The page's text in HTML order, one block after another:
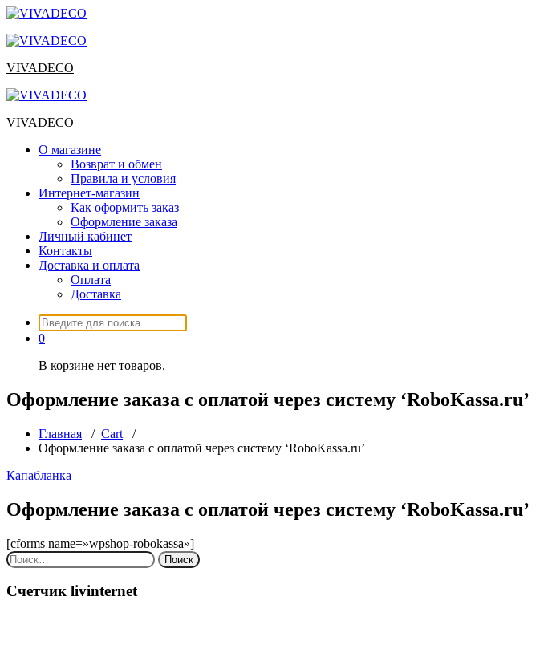
Перейти
содержимому
VIVADECO
VIVADECO
О магазине
Возврат и обмен
Правила и условия
Интернет-магазин
Как оформить заказ
Оформление заказа
Личный кабинет
Контакты
Доставка и оплата
Оплата
Доставка
Искать:
0
В корзине нет товаров.
Оформление заказа с оплатой через систему ‘RoboKassa.ru’
Главная / Cart /
Оформление заказа с оплатой через систему ‘RoboKassa.ru’
Капабланка
Оформление заказа с оплатой через систему ‘RoboKassa.ru’
[cforms name=»wpshop-robokassa»]
Найти:
Счетчик livinternet